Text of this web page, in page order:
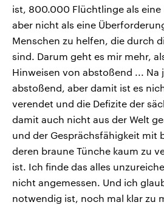
ist, 800.000 Flüchtlinge als
aber nicht als eine
Menschen zu helfen, die durch
sind. Darum geht es mir mehr,
Hinweisen von abstoßend ... Na
abstoßend, aber damit ist es
verendet und die Defizite der
damit auch nicht aus der Welt
und der Gesprächsfähigkeit mit
deren braune Tünche kaum zu
ist. Ich finde das alles
nicht angemessen. Und ich
notwendig ist, noch mal klar zu